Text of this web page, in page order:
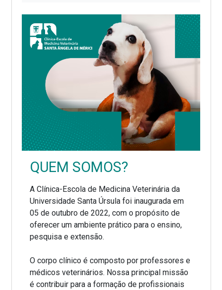
QUEM SOMOS?
A Clínica-Escola de Medicina Veterinária da
Universidade Santa Úrsula foi inaugurada em
05 de outubro de 2022, com o propósito de
oferecer um ambiente prático para o ensino,
pesquisa e extensão.
O corpo clínico é composto por professores e
médicos veterinários. Nossa principal missão
é contribuir para a formação de profissionais